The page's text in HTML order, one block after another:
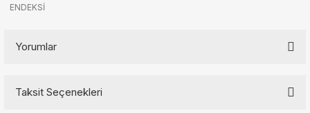
ENDEKSİ
Yorumlar
Taksit Seçenekleri